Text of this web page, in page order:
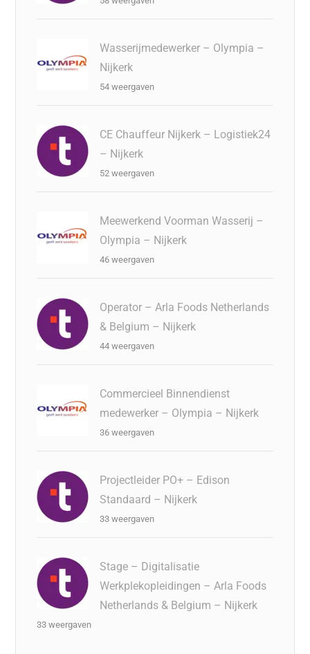
Wasserijmedewerker – Olympia –
Nijkerk
54 weergaven
CE Chauffeur Nijkerk – Logistiek24
– Nijkerk
52 weergaven
Meewerkend Voorman Wasserij –
Olympia – Nijkerk
46 weergaven
Operator – Arla Foods Netherlands
& Belgium – Nijkerk
44 weergaven
Commercieel Binnendienst
medewerker – Olympia – Nijkerk
36 weergaven
Projectleider PO+ – Edison
Standaard – Nijkerk
33 weergaven
Stage – Digitalisatie
Werkplekopleidingen – Arla Foods
Netherlands & Belgium – Nijkerk
33 weergaven